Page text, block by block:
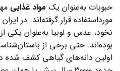
حبوبات به‌عنوان یک مواد غذایی
مورداستفاده قرار گرفته‌اند. در
نخود، عدس و لوبیا به‌عنوان یکی
بوده‌اند. حتی برخی از
اولین دانه‌های گیاهی کشف شده